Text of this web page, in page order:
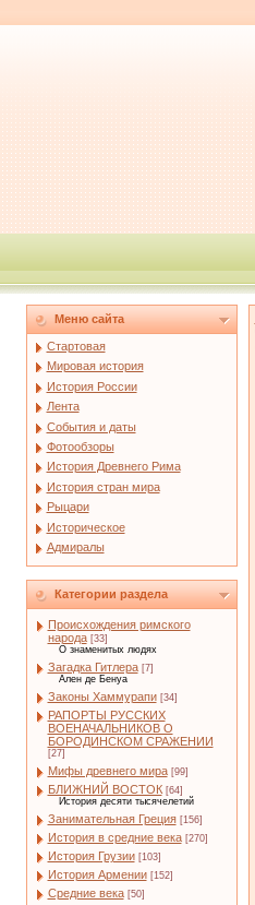
Меню сайта
Стартовая
Мировая история
История России
Лента
События и даты
Фотообзоры
История Древнего Рима
История стран мира
Рыцари
Историческое
Адмиралы
Категории раздела
Происхождения римского
народа [33]
О знаменитых людях
Загадка Гитлера [7]
Ален де Бенуа
Законы Хаммурапи [34]
РАПОРТЫ РУССКИХ
ВОЕНАЧАЛЬНИКОВ О
БОРОДИНСКОМ СРАЖЕНИИ
[27]
Мифы древнего мира [99]
БЛИЖНИЙ ВОСТОК [64]
История десяти тысячелетий
Занимательная Греция [156]
История в средние века [270]
История Грузии [103]
История Армении [152]
Средние века [50]